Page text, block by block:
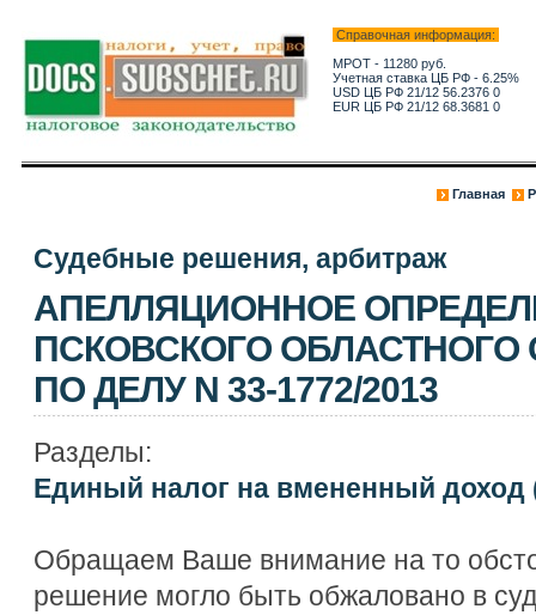
Справочная информация:
МРОТ - 11280 руб.
Учетная ставка ЦБ РФ - 6.25%
USD ЦБ РФ 21/12 56.2376 0
EUR ЦБ РФ 21/12 68.3681 0
Главная
Судебные решения, арбитраж
АПЕЛЛЯЦИОННОЕ
ПСКОВСКОГО ОБЛАСТНОГО
ПО ДЕЛУ N 33-1772/2013
Разделы:
Единый налог на вмененный
Обращаем Ваше внимание на то
решение могло быть обжаловано в